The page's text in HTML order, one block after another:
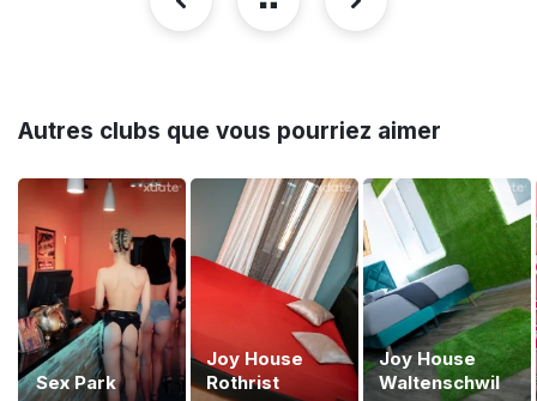
Autres clubs que vous pourriez aimer
Sex Park
Joy House
Rothrist
Joy House
Waltenschwil